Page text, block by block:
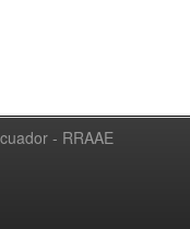
- RRAAE